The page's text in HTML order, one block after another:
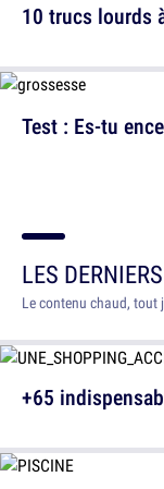
Test : Es-tu
10 trucs lourds
LES DERNIERS
Le contenu chaud, tout
+65